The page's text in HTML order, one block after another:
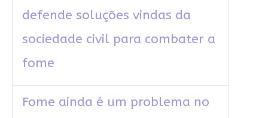
defende soluções vindas da
sociedade civil para combater a
fome
Fome ainda é um problema no